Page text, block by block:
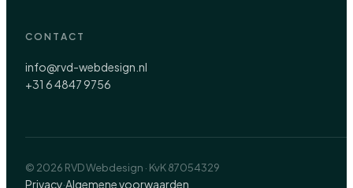
CONTACT
info@rvd-webdesign.nl
+31 6 4847 9756
© 2026 RVD Webdesign · KvK 87054329
Privacy·Algemene voorwaarden